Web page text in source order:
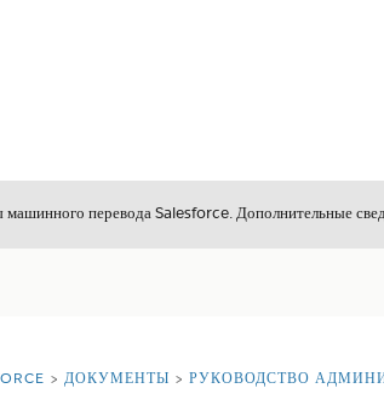
перевода Salesforce. Дополнительные
ДОКУМЕНТЫ РУКОВОДСТВО